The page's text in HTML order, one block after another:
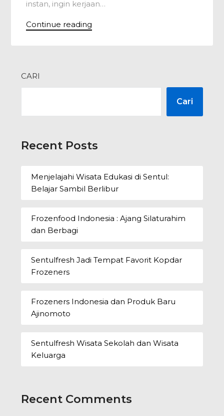
instan, ingin kerjaan…
Continue reading
CARI
Cari
Recent Posts
Menjelajahi Wisata Edukasi di Sentul:
Belajar Sambil Berlibur
Frozenfood Indonesia : Ajang Silaturahim
dan Berbagi
Sentulfresh Jadi Tempat Favorit Kopdar
Frozeners
Frozeners Indonesia dan Produk Baru
Ajinomoto
Sentulfresh Wisata Sekolah dan Wisata
Keluarga
Recent Comments